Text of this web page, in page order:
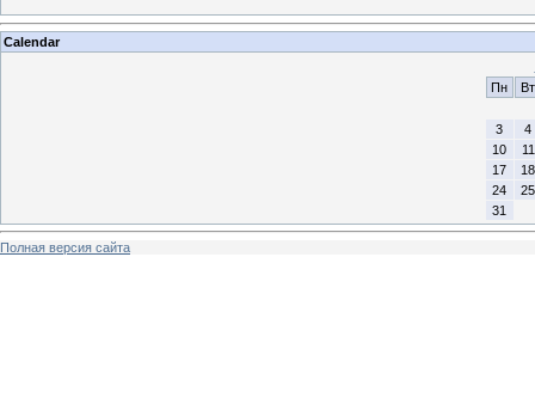
Calendar
Пн
Вт
3
4
10
11
17
18
24
25
31
Полная версия сайта